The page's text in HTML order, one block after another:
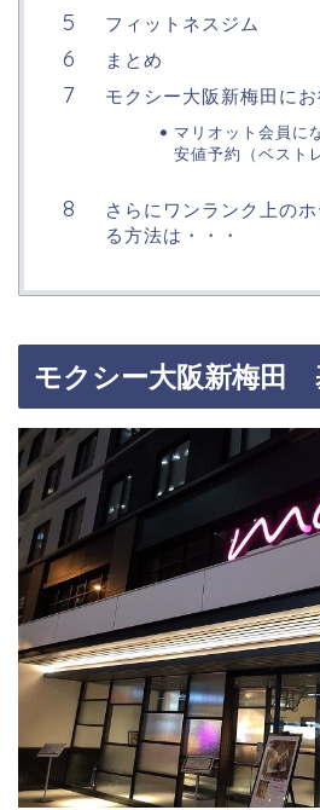
フィットネスジム
まとめ
モクシー大阪新梅田に
マリオット会員に
安値予約（ベスト
さらにワンランク上の
る方法は・・・
モクシー大阪新梅田